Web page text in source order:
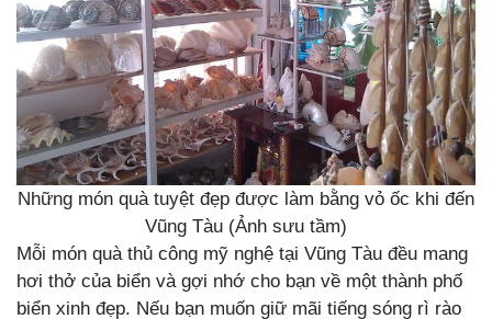
Những món quà tuyệt đẹp được làm bằng vỏ ốc khi đến
Vũng Tàu (Ảnh sưu tầm)
Mỗi món quà thủ công mỹ nghệ tại Vũng Tàu đều mang
hơi thở của biển và gợi nhớ cho bạn về một thành phố
biển xinh đẹp. Nếu bạn muốn giữ mãi tiếng sóng rì rào